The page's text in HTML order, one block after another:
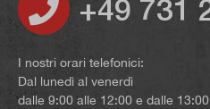
+49 731
I nostri orari telefonici:
Dal lunedì al venerdì
dalle 9:00 alle 12:00 e dalle